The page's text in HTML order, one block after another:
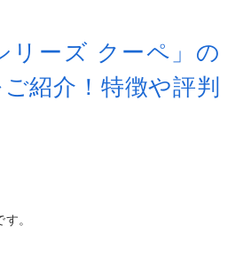
リーズ クーペ」の
紹介！特徴や評判
。